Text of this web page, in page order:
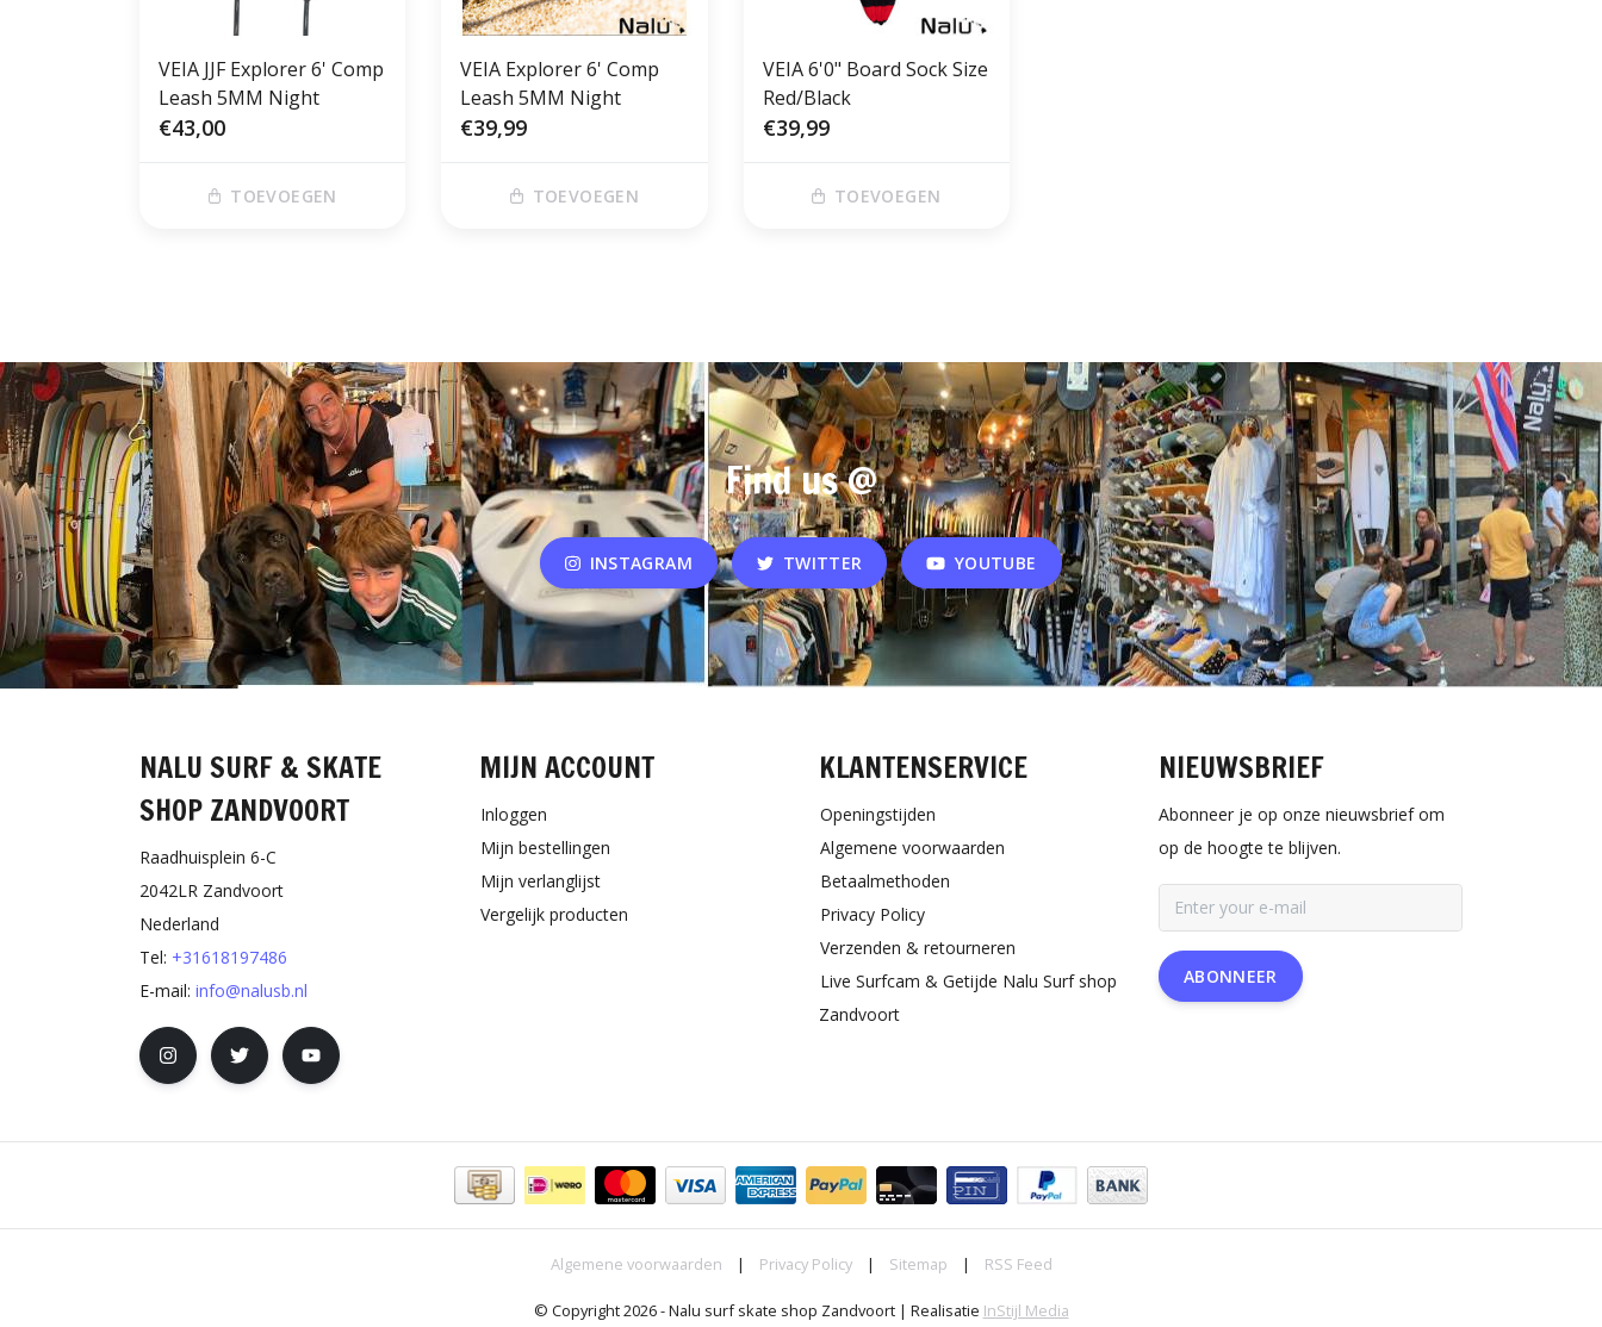
VEIA JJF Explorer 6' Comp
Leash 5MM Night
€43,00
TOEVOEGEN
VEIA Explorer 6' Comp
Leash 5MM Night
€39,99
TOEVOEGEN
VEIA 6'0" Board Sock Size
Red/Black
€39,99
TOEVOEGEN
Find us @
INSTAGRAM TWITTER YOUTUBE
NALU SURF & SKATE
SHOP ZANDVOORT
Raadhuisplein 6-C
2042LR Zandvoort
Nederland
Tel: +31618197486
E-mail: info@nalusb.nl
MIJN ACCOUNT
Inloggen
Mijn bestellingen
Mijn verlanglijst
Vergelijk producten
KLANTENSERVICE
Openingstijden
Algemene voorwaarden
Betaalmethoden
Privacy Policy
Verzenden & retourneren
Live Surfcam & Getijde Nalu Surf shop
Zandvoort
NIEUWSBRIEF
Abonneer je op onze nieuwsbrief om
op de hoogte te blijven.
ABONNEER
Algemene voorwaarden | Privacy Policy | Sitemap | RSS Feed
© Copyright 2026 - Nalu surf skate shop Zandvoort | Realisatie InStijl Media